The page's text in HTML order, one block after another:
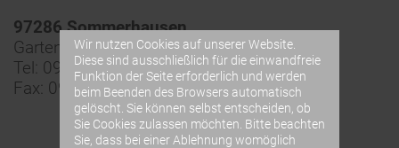
97286 Sommerhausen
Gartenstraße 34
Tel: 09333 - 90 33 99
Fax: 09333 - 90 41 81
Wir nutzen Cookies auf unserer Website.
Diese sind ausschließlich für die einwandfreie
Funktion der Seite erforderlich und werden
beim Beenden des Browsers automatisch
gelöscht. Sie können selbst entscheiden, ob
Sie Cookies zulassen möchten. Bitte beachten
Sie, dass bei einer Ablehnung womöglich